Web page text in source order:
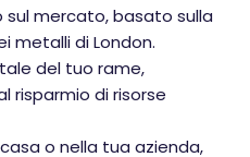
mercato, basato sulla
metalli di London.
del tuo rame,
risparmio di risorse
o nella tua azienda,